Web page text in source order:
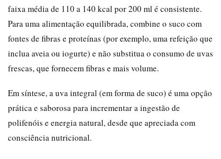
faixa média de 110 a 140 kcal por 200 ml é consistente.
Para uma alimentação equilibrada, combine o suco com
fontes de fibras e proteínas (por exemplo, uma refeição que
inclua aveia ou iogurte) e não substitua o consumo de uvas
frescas, que fornecem fibras e mais volume.
Em síntese, a uva integral (em forma de suco) é uma opção
prática e saborosa para incrementar a ingestão de
polifenóis e energia natural, desde que apreciada com
consciência nutricional.